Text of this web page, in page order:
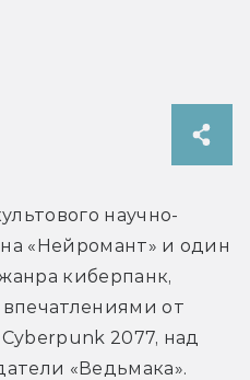
научно-
«Нейромант» и один
киберпанк,
от
2077, над
«Ведьмака».